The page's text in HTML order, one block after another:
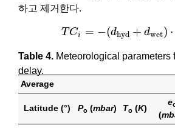
하고 제거한다.
T Ci = −(dhyd + dwet) ⋅
(12) − ( d +d we
Table 4. Meteorological parameters
delay.
Average
Latitude (°) Po (mbar) To (K)
e
(